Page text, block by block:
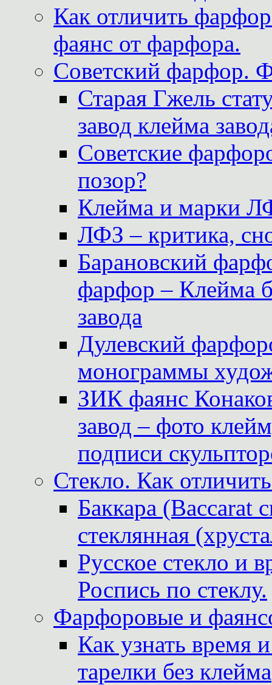
Как отличить
фаянс от фарфора.
Советский фарфор.
Старая Гжель
завод клейма
Советские
позор?
Клейма и марки
ЛФЗ – критика,
Барановский
фарфор – Клейма
завода
Дулевский
монограммы
ЗИК фаянс
завод – фото
подписи
Стекло. Как
Баккара (Baccarat
стеклянная
Русское стекло и
Роспись по стеклу.
Фарфоровые и
Как узнать время
тарелки без клейма